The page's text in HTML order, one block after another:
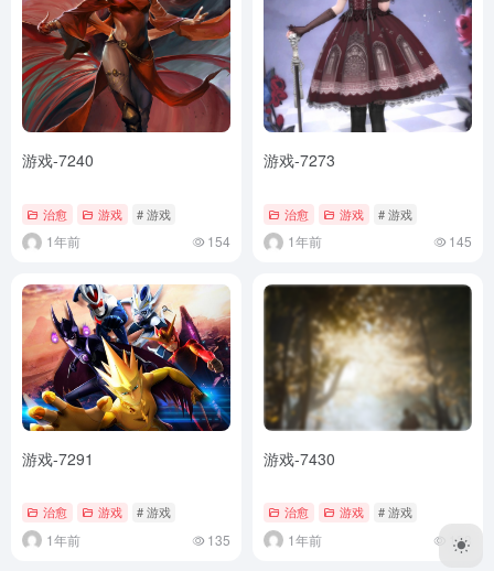
游戏-7240
治愈 游戏 # 游戏
1年前 154
游戏-7273
治愈 游戏 # 游戏
1年前 145
游戏-7291
治愈 游戏 # 游戏
1年前 135
游戏-7430
治愈 游戏 # 游戏
1年前 128